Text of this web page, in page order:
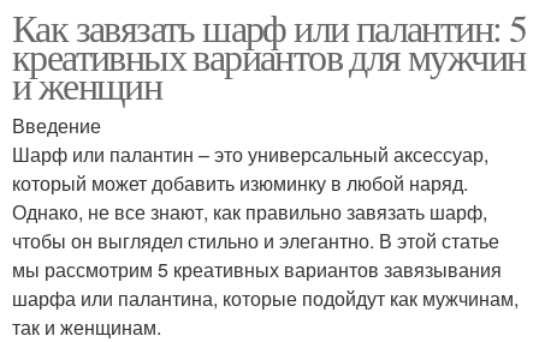
Как завязать шарф или палантин: 5
креативных вариантов для мужчин
и женщин
Введение
Шарф или палантин – это универсальный аксессуар,
который может добавить изюминку в любой наряд.
Однако, не все знают, как правильно завязать шарф,
чтобы он выглядел стильно и элегантно. В этой статье
мы рассмотрим 5 креативных вариантов завязывания
шарфа или палантина, которые подойдут как мужчинам,
так и женщинам.